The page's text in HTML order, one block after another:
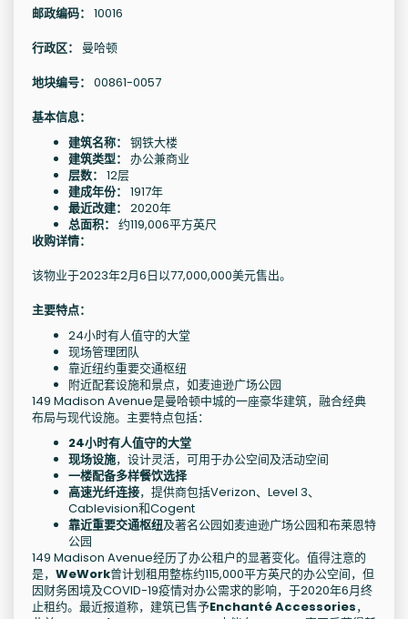
邮政编码： 10016
行政区：
曼哈顿
地块编号： 00861-0057
基本信息：
建筑名称： 钢铁大楼
建筑类型： 办公兼商业
层数： 12层
建成年份： 1917年
最近改建： 2020年
总面积： 约119,006平方英尺
收购详情：
该物业于2023年2月6日以77,000,000美元售出。
主要特点：
24小时有人值守的大堂
现场管理团队
靠近纽约重要交通枢纽
附近配套设施和景点，如麦迪逊广场公园
149 Madison Avenue是曼哈顿中城的一座豪华建筑，融合经典
布局与现代设施。主要特点包括：
24小时有人值守的大堂
现场设施，设计灵活，可用于办公空间及活动空间
一楼配备多样餐饮选择
高速光纤连接，提供商包括Verizon、Level 3、
Cablevision和Cogent
靠近重要交通枢纽及著名公园如麦迪逊广场公园和布莱恩特
公园
149 Madison Avenue经历了办公租户的显著变化。值得注意的
是， WeWork曾计划租用整栋约115,000平方英尺的办公空间，但
因财务困境及COVID-19疫情对办公需求的影响，于2020年6月终
止租约。最近报道称，建筑已售予Enchanté Accessories，